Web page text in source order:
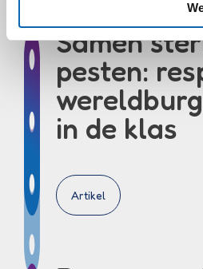
Samen
pesten:
in de klas
Artikel